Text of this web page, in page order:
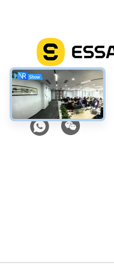
Sosyal Medya